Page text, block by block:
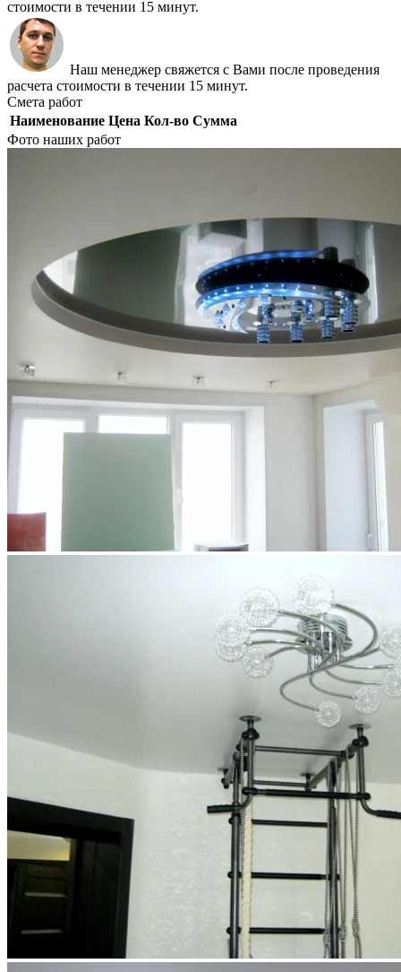
стоимости в течении 15 минут.
Наш менеджер свяжется с Вами после проведения
расчета стоимости в течении 15 минут.
Смета работ
Наименование Цена Кол-во Сумма
Фото наших работ